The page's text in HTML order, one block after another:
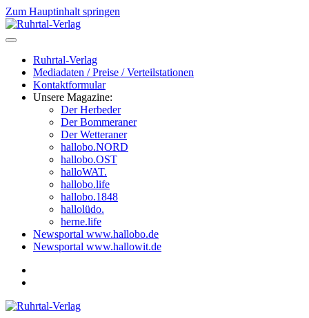
Zum Hauptinhalt springen
Ruhrtal-Verlag
Mediadaten / Preise / Verteilstationen
Kontaktformular
Unsere Magazine:
Der Herbeder
Der Bommeraner
Der Wetteraner
hallobo.NORD
hallobo.OST
halloWAT.
hallobo.life
hallobo.1848
hallolüdo.
herne.life
Newsportal www.hallobo.de
Newsportal www.hallowit.de